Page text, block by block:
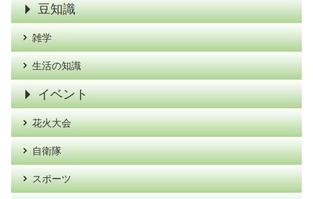
豆知識
雑学
生活の知識
イベント
花火大会
自衛隊
スポーツ